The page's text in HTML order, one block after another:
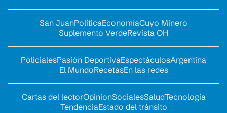
San JuanPolíticaEconomíaCuyo Minero
Suplemento VerdeRevista OH
PolicialesPasión DeportivaEspectáculosArgentina
El MundoRecetasEn las redes
Cartas del lectorOpinionSocialesSaludTecnología
TendenciaEstado del tránsito